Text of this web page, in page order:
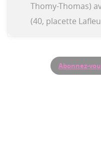
Thomy-Thomas)
(40, placette
Abonnez-